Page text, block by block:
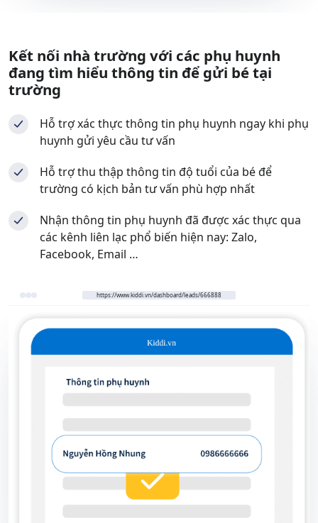
Kết nối nhà trường với các phụ huynh
đang tìm hiểu thông tin để gửi bé tại
trường
Hỗ trợ xác thực thông tin phụ huynh ngay khi phụ
huynh gửi yêu cầu tư vấn
Hỗ trợ thu thập thông tin độ tuổi của bé để
trường có kịch bản tư vấn phù hợp nhất
Nhận thông tin phụ huynh đã được xác thực qua
các kênh liên lạc phổ biến hiện nay: Zalo,
Facebook, Email …
https://www.kiddi.vn/dashboard/leads/666888